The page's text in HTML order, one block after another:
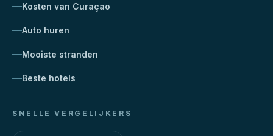
Kosten van Curaçao
Auto huren
Mooiste stranden
Beste hotels
SNELLE VERGELIJKERS